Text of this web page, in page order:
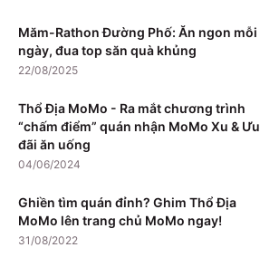
Măm-Rathon Đường Phố: Ăn ngon mỗi
ngày, đua top săn quà khủng
22/08/2025
Thổ Địa MoMo - Ra mắt chương trình
“chấm điểm” quán nhận MoMo Xu & Ưu
đãi ăn uống
04/06/2024
Ghiền tìm quán đỉnh? Ghim Thổ Địa
MoMo lên trang chủ MoMo ngay!
31/08/2022